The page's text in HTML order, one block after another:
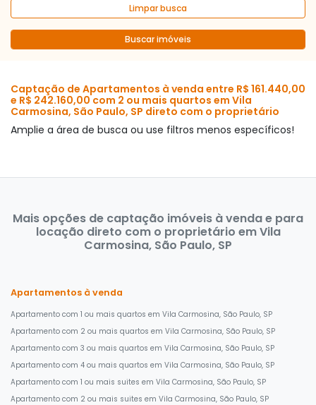
Limpar busca
Buscar imóveis
Captação de Apartamentos à venda entre R$ 161.440,00
e R$ 242.160,00 com 2 ou mais quartos em Vila
Carmosina, São Paulo, SP direto com o proprietário
Amplie a área de busca ou use filtros menos específicos!
Mais opções de captação imóveis à venda e para
locação direto com o proprietário em Vila
Carmosina, São Paulo, SP
Apartamentos à venda
Apartamento com 1 ou mais quartos em Vila Carmosina, São Paulo, SP
Apartamento com 2 ou mais quartos em Vila Carmosina, São Paulo, SP
Apartamento com 3 ou mais quartos em Vila Carmosina, São Paulo, SP
Apartamento com 4 ou mais quartos em Vila Carmosina, São Paulo, SP
Apartamento com 1 ou mais suites em Vila Carmosina, São Paulo, SP
Apartamento com 2 ou mais suites em Vila Carmosina, São Paulo, SP